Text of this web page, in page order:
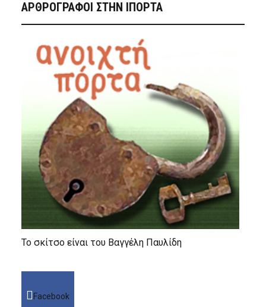
ΑΡΘΡΟΓΡΑΦΟΙ ΣΤΗΝ IΠΟΡΤΑ
Το σκίτσο είναι του Βαγγέλη Παυλίδη
Facebook